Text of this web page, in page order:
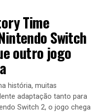
aprimorar os
diversas
estrutura. Algumas
hordas de inimigos
acontecem em
desafios, incluindo
que precisam ser
tempo para que a
Time
Switch
outro jogo
história, muitas
adaptação tanto para
Switch 2, o jogo chega